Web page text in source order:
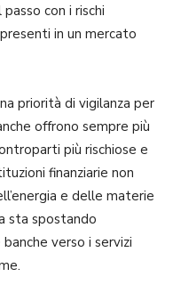
con i rischi
in un mercato
priorità di vigilanza per
offrono sempre più
più rischiose e
finanziarie non
e delle materie
sta spostando
verso i servizi